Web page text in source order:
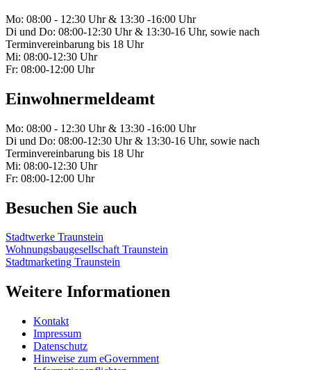
Mo: 08:00 - 12:30 Uhr & 13:30 -16:00 Uhr
Di und Do: 08:00-12:30 Uhr & 13:30-16 Uhr, sowie nach
Terminvereinbarung bis 18 Uhr
Mi: 08:00-12:30 Uhr
Fr: 08:00-12:00 Uhr
Einwohnermeldeamt
Mo: 08:00 - 12:30 Uhr & 13:30 -16:00 Uhr
Di und Do: 08:00-12:30 Uhr & 13:30-16 Uhr, sowie nach
Terminvereinbarung bis 18 Uhr
Mi: 08:00-12:30 Uhr
Fr: 08:00-12:00 Uhr
Besuchen Sie auch
Stadtwerke Traunstein
Wohnungsbaugesellschaft Traunstein
Stadtmarketing Traunstein
Weitere Informationen
Kontakt
Impressum
Datenschutz
Hinweise zum eGovernment